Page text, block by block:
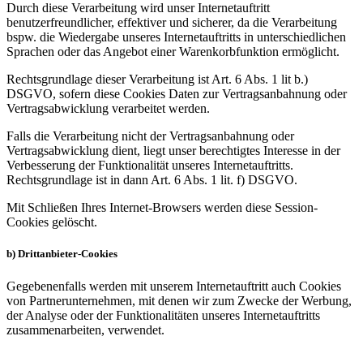
Durch diese Verarbeitung wird unser Internetauftritt
benutzerfreundlicher, effektiver und sicherer, da die Verarbeitung
bspw. die Wiedergabe unseres Internetauftritts in unterschiedlichen
Sprachen oder das Angebot einer Warenkorbfunktion ermöglicht.
Rechtsgrundlage dieser Verarbeitung ist Art. 6 Abs. 1 lit b.)
DSGVO, sofern diese Cookies Daten zur Vertragsanbahnung oder
Vertragsabwicklung verarbeitet werden.
Falls die Verarbeitung nicht der Vertragsanbahnung oder
Vertragsabwicklung dient, liegt unser berechtigtes Interesse in der
Verbesserung der Funktionalität unseres Internetauftritts.
Rechtsgrundlage ist in dann Art. 6 Abs. 1 lit. f) DSGVO.
Mit Schließen Ihres Internet-Browsers werden diese Session-
Cookies gelöscht.
b) Drittanbieter-Cookies
Gegebenenfalls werden mit unserem Internetauftritt auch Cookies
von Partnerunternehmen, mit denen wir zum Zwecke der Werbung,
der Analyse oder der Funktionalitäten unseres Internetauftritts
zusammenarbeiten, verwendet.